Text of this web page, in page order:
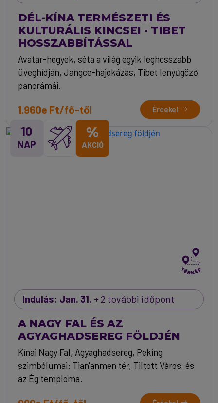
DÉL-KÍNA TERMÉSZETI ÉS
KULTURÁLIS KINCSEI - TIBET
HOSSZABBÍTÁSSAL
Avatar-hegyek, séta a világ egyik leghosszabb
üveghídján, Jangce-hajókázás, Tibet lenyűgöző
panorámái.
1.960e Ft/fő-től Érdekel
10
NAP
%
AKCIÓ
Indulás: Jan. 31. + 2 további időpont
A NAGY FAL ÉS AZ
AGYAGHADSEREG FÖLDJÉN
Kínai Nagy Fal, Agyaghadsereg, Peking
szimbólumai: Tian'anmen tér, Tiltott Város, és
az Ég temploma.